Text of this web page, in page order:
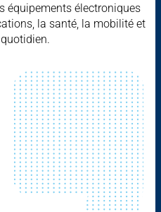
équipements électroniques
la santé, la mobilité et